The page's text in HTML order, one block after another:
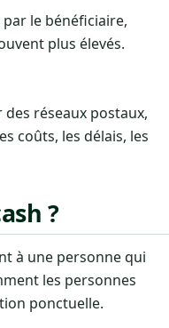
le bénéficiaire,
plus élevés.
réseaux postaux,
coûts, les délais, les
?
à une personne qui
les personnes
ponctuelle.